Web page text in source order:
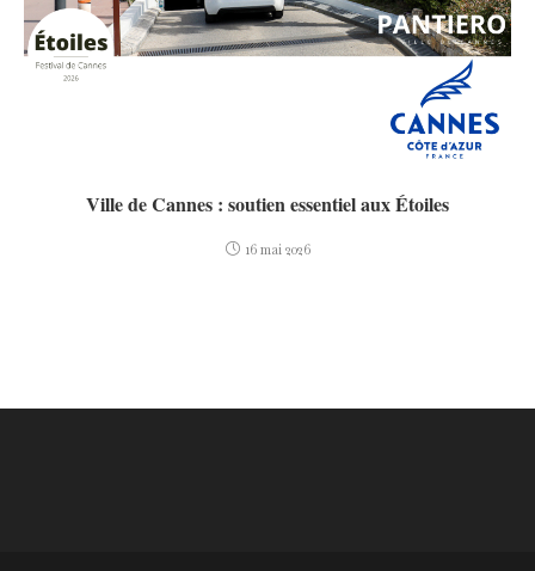
Ville de Cannes : soutien essentiel aux Étoiles
16 mai 2026